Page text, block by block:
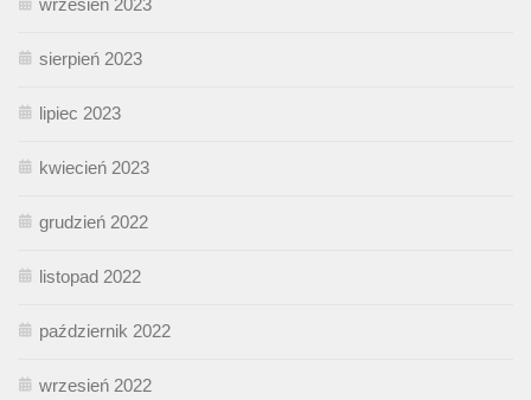
sierpień 2023
lipiec 2023
kwiecień 2023
grudzień 2022
listopad 2022
październik 2022
wrzesień 2022